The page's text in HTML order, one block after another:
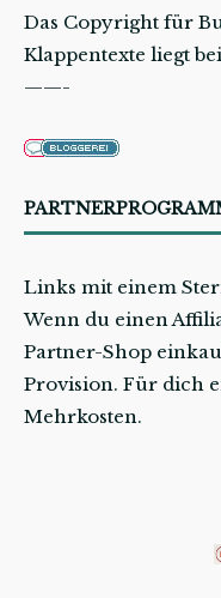
Das Copyright für
Klappentexte liegt
——-
Links mit einem
Wenn du einen
Partner-Shop
Provision. Für dich
Mehrkosten.